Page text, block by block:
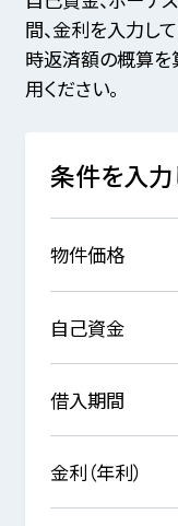
間、金利を入力し
時返済額の概算を
用ください。
条件を入力
物件価格
自己資金
借入期間
金利（年利）